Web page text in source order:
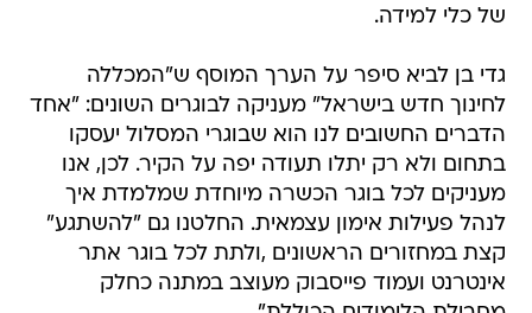
של כלי למידה.
גדי בן לביא סיפר על הערך המוסף ש"המכללה
לחינוך חדש בישראל" מעניקה לבוגרים השונים: "אחד
הדברים החשובים לנו הוא שבוגרי המסלול יעסקו
בתחום ולא רק יתלו תעודה יפה על הקיר. לכן, אנו
מעניקים לכל בוגר הכשרה מיוחדת שמלמדת איך
לנהל פעילות אימון עצמאית. החלטנו גם "להשתגע"
קצת במחזורים הראשונים ,ולתת לכל בוגר אתר
אינטרנט ועמוד פייסבוק מעוצב במתנה כחלק